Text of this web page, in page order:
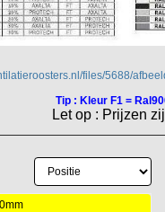
files/5688/
Tip : Kleur F1 =
Let op : Prijzen